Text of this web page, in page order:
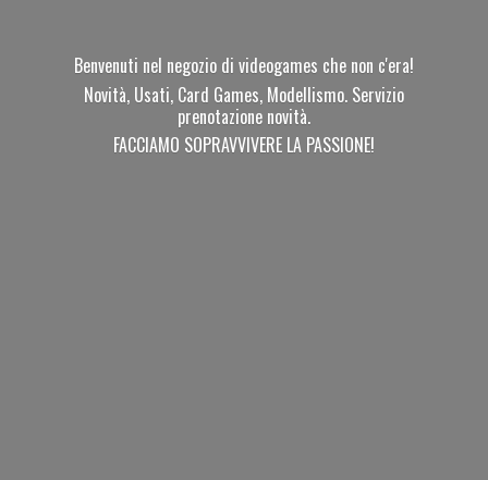
Benvenuti nel negozio di videogames che non c'era!
Novità, Usati, Card Games, Modellismo. Servizio
prenotazione novità.
FACCIAMO SOPRAVVIVERE LA PASSIONE!